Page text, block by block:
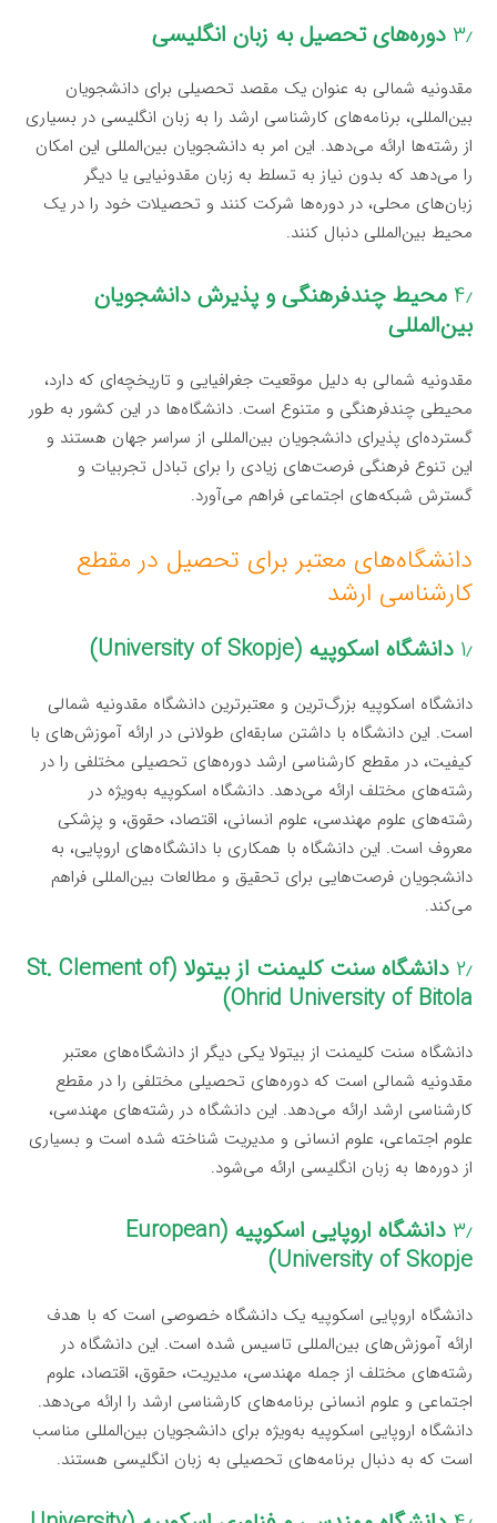
۳٫ دوره‌های تحصیل به زبان انگلیسی
مقدونیه شمالی به عنوان یک مقصد تحصیلی برای دانشجویان
بین‌المللی، برنامه‌های کارشناسی ارشد را به زبان انگلیسی در بسیاری
از رشته‌ها ارائه می‌دهد. این امر به دانشجویان بین‌المللی این امکان
را می‌دهد که بدون نیاز به تسلط به زبان مقدونیایی یا دیگر
زبان‌های محلی، در دوره‌ها شرکت کنند و تحصیلات خود را در یک
محیط بین‌المللی دنبال کنند.
۴٫ محیط چندفرهنگی و پذیرش دانشجویان
بین‌المللی
مقدونیه شمالی به دلیل موقعیت جغرافیایی و تاریخچه‌ای که دارد،
محیطی چندفرهنگی و متنوع است. دانشگاه‌ها در این کشور به طور
گسترده‌ای پذیرای دانشجویان بین‌المللی از سراسر جهان هستند و
این تنوع فرهنگی فرصت‌های زیادی را برای تبادل تجربیات و
گسترش شبکه‌های اجتماعی فراهم می‌آورد.
دانشگاه‌های معتبر برای تحصیل در مقطع
کارشناسی ارشد
۱٫ دانشگاه اسکوپیه (University of Skopje)
دانشگاه اسکوپیه بزرگ‌ترین و معتبرترین دانشگاه مقدونیه شمالی
است. این دانشگاه با داشتن سابقه‌ای طولانی در ارائه آموزش‌های با
کیفیت، در مقطع کارشناسی ارشد دوره‌های تحصیلی مختلفی را در
رشته‌های مختلف ارائه می‌دهد. دانشگاه اسکوپیه به‌ویژه در
رشته‌های علوم مهندسی، علوم انسانی، اقتصاد، حقوق، و پزشکی
معروف است. این دانشگاه با همکاری با دانشگاه‌های اروپایی، به
دانشجویان فرصت‌هایی برای تحقیق و مطالعات بین‌المللی فراهم
می‌کند.
۲٫
دانشگاه سنت کلیمنت از بیتولا (St. Clement of
Ohrid University of Bitola)
دانشگاه سنت کلیمنت از بیتولا یکی دیگر از دانشگاه‌های معتبر
مقدونیه شمالی است که دوره‌های تحصیلی مختلفی را در مقطع
کارشناسی ارشد ارائه می‌دهد. این دانشگاه در رشته‌های مهندسی،
علوم اجتماعی، علوم انسانی و مدیریت شناخته شده است و بسیاری
از دوره‌ها به زبان انگلیسی ارائه می‌شود.
۳٫
دانشگاه اروپایی اسکوپیه (European
University of Skopje)
دانشگاه اروپایی اسکوپیه یک دانشگاه خصوصی است که با هدف
ارائه آموزش‌های بین‌المللی تاسیس شده است. این دانشگاه در
رشته‌های مختلف از جمله مهندسی، مدیریت، حقوق، اقتصاد، علوم
اجتماعی و علوم انسانی برنامه‌های کارشناسی ارشد را ارائه می‌دهد.
دانشگاه اروپایی اسکوپیه به‌ویژه برای دانشجویان بین‌المللی مناسب
است که به دنبال برنامه‌های تحصیلی به زبان انگلیسی هستند.